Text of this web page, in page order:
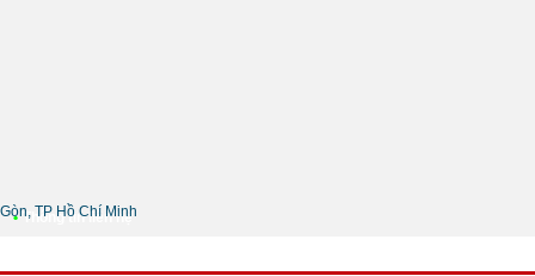
• Thông tin liên hệ
Gòn, TP Hồ Chí Minh